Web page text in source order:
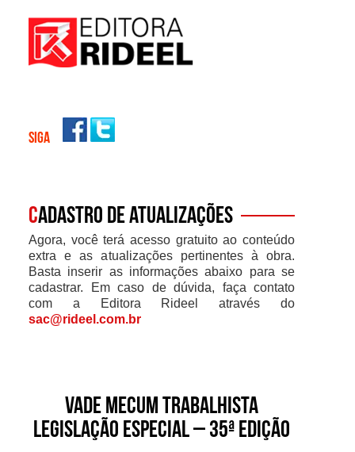
SIGA
Cadastro de atualizações
Agora, você terá acesso gratuito ao conteúdo
extra e as atualizações pertinentes à obra.
Basta inserir as informações abaixo para se
cadastrar. Em caso de dúvida, faça contato
com a Editora Rideel através do
sac@rideel.com.br
Vade Mecum Trabalhista
Legislação Especial – 35ª edição